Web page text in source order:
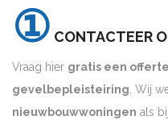
① CONTACTEER
Vraag hier gratis een offerte
gevelbepleisteiring. Wij
nieuwbouwwoningen als bij